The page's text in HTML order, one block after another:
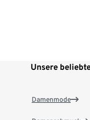
Unsere
Damenmode